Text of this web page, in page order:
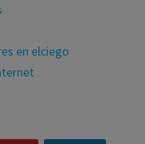
en elciego